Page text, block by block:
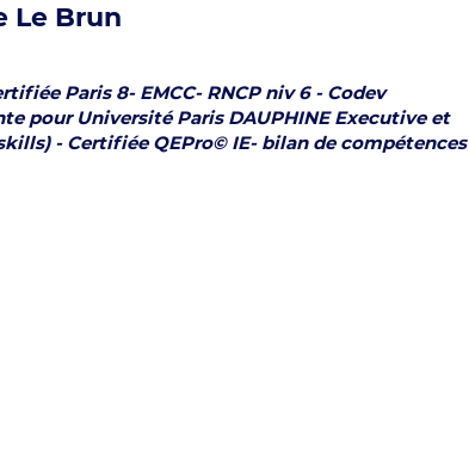
Le Brun
Paris 8- EMCC- RNCP niv 6 - Codev
pour Université Paris DAUPHINE Executive et
- Certifiée QEPro© IE- bilan de compétences